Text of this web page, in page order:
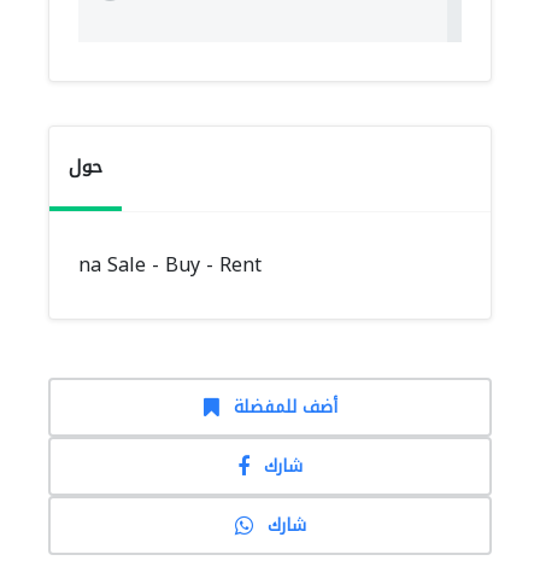
حول
na Sale - Buy - Rent
أضف للمفضلة
شارك
شارك